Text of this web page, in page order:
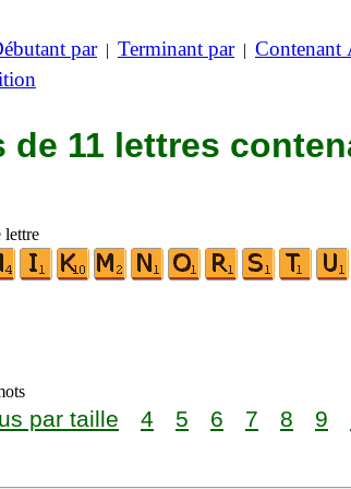
par| Terminant par| Contenant
de 11 lettres
lettre
par taille 4 5 6 7 8 9